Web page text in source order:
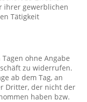
ihrer gewerblichen
Tätigkeit
ohne Angabe
zu widerrufen.
ab dem Tag, an
Dritter, der nicht der
haben bzw.